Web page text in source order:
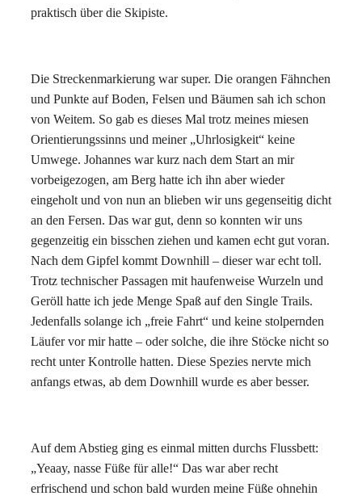
praktisch über die Skipiste.
Die Streckenmarkierung war super. Die orangen Fähnchen
und Punkte auf Boden, Felsen und Bäumen sah ich schon
von Weitem. So gab es dieses Mal trotz meines miesen
Orientierungssinns und meiner „Uhrlosigkeit“ keine
Umwege. Johannes war kurz nach dem Start an mir
vorbeigezogen, am Berg hatte ich ihn aber wieder
eingeholt und von nun an blieben wir uns gegenseitig dicht
an den Fersen. Das war gut, denn so konnten wir uns
gegenzeitig ein bisschen ziehen und kamen echt gut voran.
Nach dem Gipfel kommt Downhill – dieser war echt toll.
Trotz technischer Passagen mit haufenweise Wurzeln und
Geröll hatte ich jede Menge Spaß auf den Single Trails.
Jedenfalls solange ich „freie Fahrt“ und keine stolpernden
Läufer vor mir hatte – oder solche, die ihre Stöcke nicht so
recht unter Kontrolle hatten. Diese Spezies nervte mich
anfangs etwas, ab dem Downhill wurde es aber besser.
Auf dem Abstieg ging es einmal mitten durchs Flussbett:
„Yeaay, nasse Füße für alle!“ Das war aber recht
erfrischend und schon bald wurden meine Füße ohnehin